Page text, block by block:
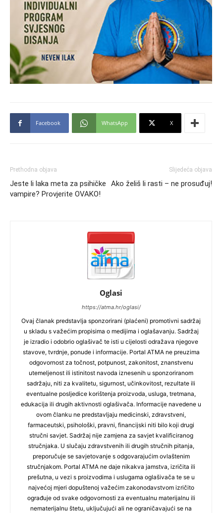
Facebook WhatsApp X
Prethodna objava
Jeste li laka meta za psihičke
vampire? Provjerite OVAKO!
Slijedeća objava
Ako želiš li rasti – ne prosuđuj!
Oglasi
https://atma.hr/oglasi/
Ovaj članak predstavlja sponzorirani (plaćeni) promotivni sadržaj
u skladu s važećim propisima o medijima i oglašavanju. Sadržaj
je izradio i odobrio oglašivač te isti u cijelosti odražava njegove
stavove, tvrdnje, ponude i informacije. Portal ATMA ne preuzima
odgovornost za točnost, potpunost, zakonitost, znanstvenu
utemeljenost ili istinitost navoda iznesenih u sponzoriranom
sadržaju, niti za kvalitetu, sigurnost, učinkovitost, rezultate ili
eventualne posljedice korištenja proizvoda, usluga, tretmana,
edukacija ili drugih aktivnosti oglašivača. Informacije navedene u
ovom članku ne predstavljaju medicinski, zdravstveni,
farmaceutski, psihološki, pravni, financijski niti bilo koji drugi
stručni savjet. Sadržaj nije zamjena za savjet kvalificiranog
stručnjaka. U slučaju zdravstvenih ili drugih stručnih pitanja,
preporučuje se savjetovanje s odgovarajućim ovlaštenim
stručnjakom. Portal ATMA ne daje nikakva jamstva, izričita ili
prešutna, u vezi s proizvodima i uslugama oglašivača te se u
najvećoj mjeri dopuštenoj važećim zakonodavstvom izričito
ograđuje od svake odgovornosti za eventualnu materijalnu ili
nematerijalnu štetu, uključujući ali ne ograničavajući se na